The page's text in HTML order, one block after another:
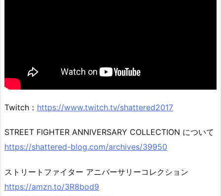
Twitch： https://www.twitch.tv/shattered2017
STREET FIGHTER ANNIVERSARY COLLECTION について
https://shattered-blog.com/archives/39950
ストリートファイター アニバーサリーコレクション
https://amzn.to/3R8bod9